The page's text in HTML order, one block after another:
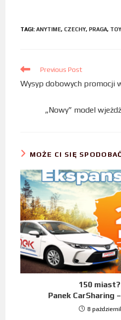
e
o
k
t
r
k
I
n
TAGI :ANYTIME, CZECHY, PRAGA,
Previous Post
Wysyp dobowych promocji
„Nowy” model
MOŻE CI SIĘ
150 miast?
Panek CarSharing
8